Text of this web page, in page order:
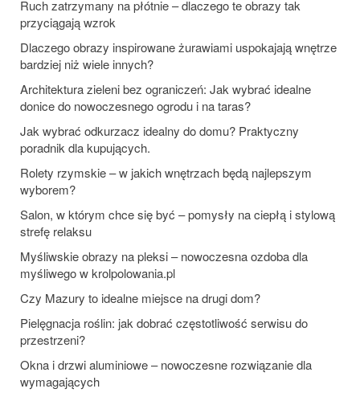
Ruch zatrzymany na płótnie – dlaczego te obrazy tak
przyciągają wzrok
Dlaczego obrazy inspirowane żurawiami uspokajają wnętrze
bardziej niż wiele innych?
Architektura zieleni bez ograniczeń: Jak wybrać idealne
donice do nowoczesnego ogrodu i na taras?
Jak wybrać odkurzacz idealny do domu? Praktyczny
poradnik dla kupujących.
Rolety rzymskie – w jakich wnętrzach będą najlepszym
wyborem?
Salon, w którym chce się być – pomysły na ciepłą i stylową
strefę relaksu
Myśliwskie obrazy na pleksi – nowoczesna ozdoba dla
myśliwego w krolpolowania.pl
Czy Mazury to idealne miejsce na drugi dom?
Pielęgnacja roślin: jak dobrać częstotliwość serwisu do
przestrzeni?
Okna i drzwi aluminiowe – nowoczesne rozwiązanie dla
wymagających